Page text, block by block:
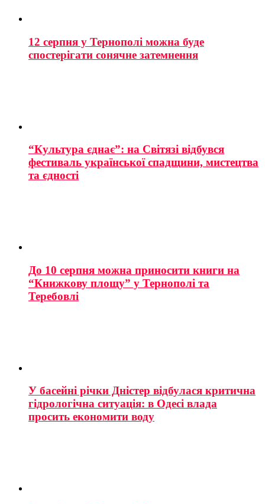
12 серпня у Тернополі можна буде
спостерігати сонячне затемнення
“Культура єднає”: на Світязі відбувся
фестиваль української спадщини, мистецтва
та єдності
До 10 серпня можна приносити книги на
“Книжкову площу” у Тернополі та
Теребовлі
У басейні річки Дністер відбулася критична
гідрологічна ситуація: в Одесі влада
просить економити воду